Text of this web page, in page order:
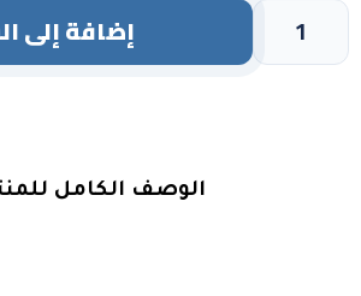
إضافة إلى
الوصف الكامل